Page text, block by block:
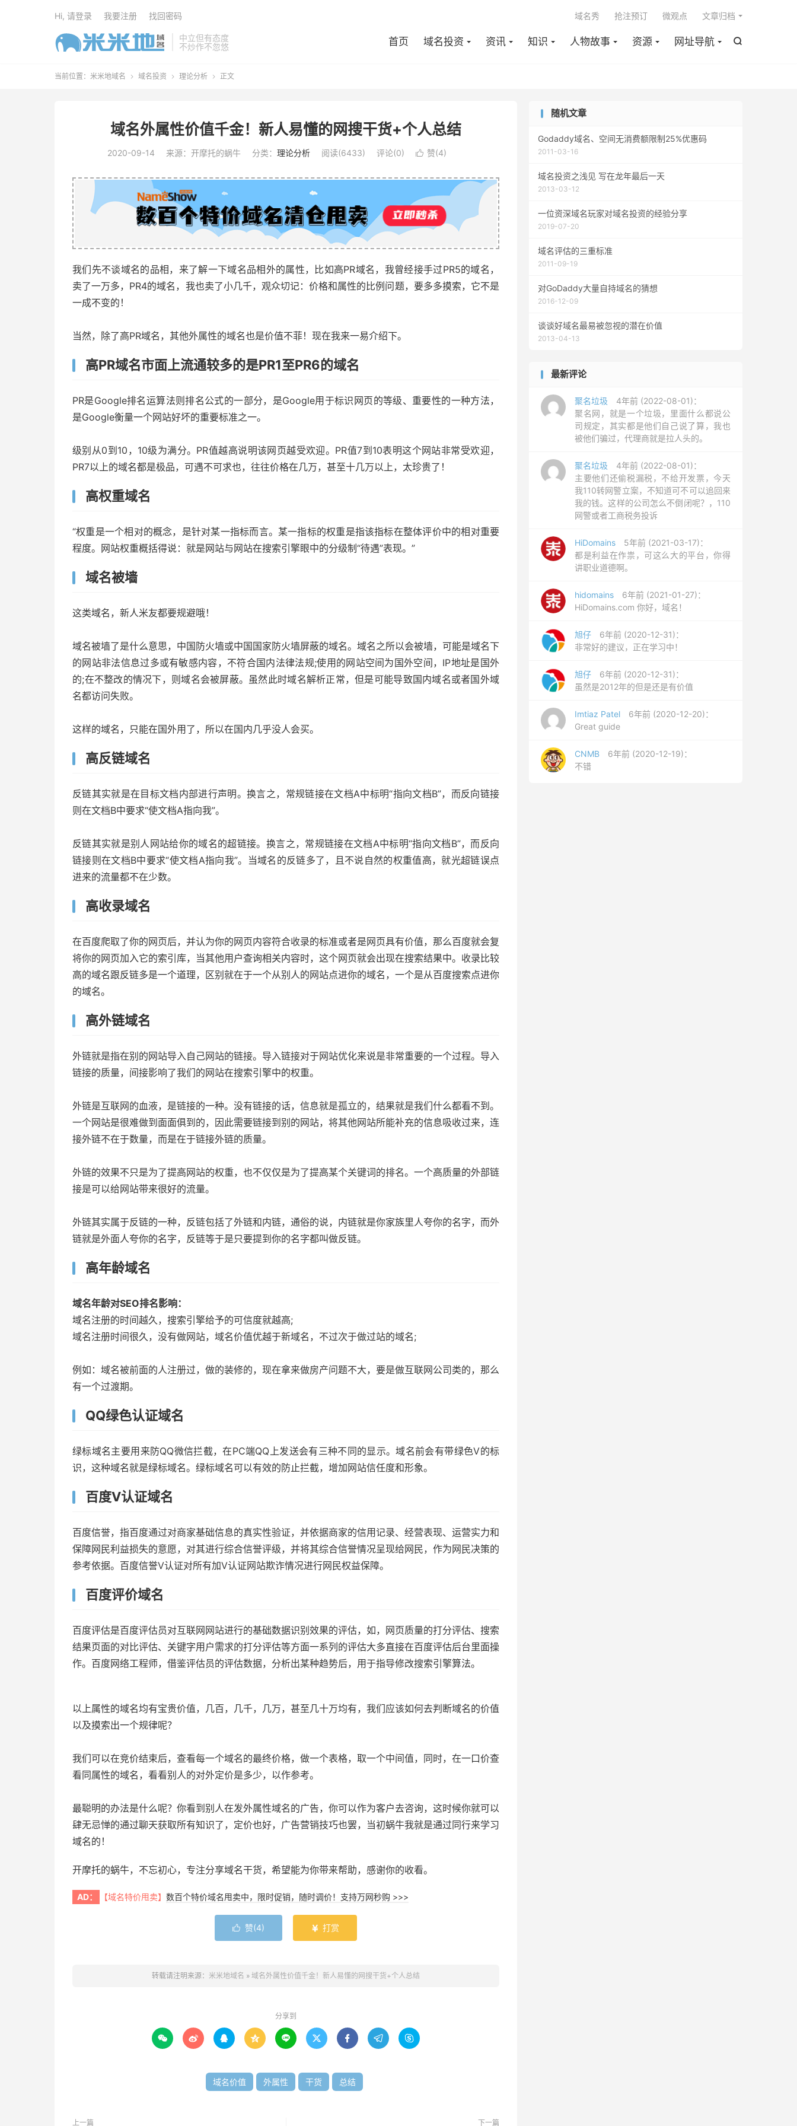
中立但有态度
不炒作不忽悠

首页 域名投资 资讯 知识 人物故事 资源 网址导航
域名秀 抢注预订 微观点 文章归档
Hi, 请登录 我要注册 找回密码
当前位置： 米米地域名  域名投资  理论分析  正文
域名外属性价值千金！新人易懂的网搜干货+个人总结
2020-09-14 来源：开摩托的蜗牛 分类： 理论分析 阅读(6433) 评论(0)  赞(4)
我们先不谈域名的品相，来了解一下域名品相外的属性，比如高PR域名，我曾经接手过PR5的域名，
卖了一万多，PR4的域名，我也卖了小几千，观众切记：价格和属性的比例问题，要多多摸索，它不是
一成不变的！
当然，除了高PR域名，其他外属性的域名也是价值不菲！现在我来一易介绍下。
高PR域名市面上流通较多的是PR1至PR6的域名
PR是Google排名运算法则排名公式的一部分，是Google用于标识网页的等级、重要性的一种方法，
是Google衡量一个网站好坏的重要标准之一。
级别从0到10，10级为满分。PR值越高说明该网页越受欢迎。PR值7到10表明这个网站非常受欢迎，
PR7以上的域名都是极品，可遇不可求也，往往价格在几万，甚至十几万以上，太珍贵了！
高权重域名
“权重是一个相对的概念，是针对某一指标而言。某一指标的权重是指该指标在整体评价中的相对重要
程度。网站权重概括得说：就是网站与网站在搜索引擎眼中的分级制“待遇”表现。”
域名被墙
这类域名，新人米友都要规避哦！
域名被墙了是什么意思，中国防火墙或中国国家防火墙屏蔽的域名。域名之所以会被墙，可能是域名下
的网站非法信息过多或有敏感内容，不符合国内法律法规;使用的网站空间为国外空间，IP地址是国外
的;在不整改的情况下，则域名会被屏蔽。虽然此时域名解析正常，但是可能导致国内域名或者国外域
名都访问失败。
这样的域名，只能在国外用了，所以在国内几乎没人会买。
高反链域名
反链其实就是在目标文档内部进行声明。换言之，常规链接在文档A中标明“指向文档B”，而反向链接
则在文档B中要求“使文档A指向我”。
反链其实就是别人网站给你的域名的超链接。换言之，常规链接在文档A中标明“指向文档B”，而反向
链接则在文档B中要求“使文档A指向我”。当域名的反链多了，且不说自然的权重值高，就光超链误点
进来的流量都不在少数。
高收录域名
在百度爬取了你的网页后，并认为你的网页内容符合收录的标准或者是网页具有价值，那么百度就会复
将你的网页加入它的索引库，当其他用户查询相关内容时，这个网页就会出现在搜索结果中。收录比较
高的域名跟反链多是一个道理，区别就在于一个从别人的网站点进你的域名，一个是从百度搜索点进你
的域名。
高外链域名
外链就是指在别的网站导入自己网站的链接。导入链接对于网站优化来说是非常重要的一个过程。导入
链接的质量，间接影响了我们的网站在搜索引擎中的权重。
外链是互联网的血液，是链接的一种。没有链接的话，信息就是孤立的，结果就是我们什么都看不到。
一个网站是很难做到面面俱到的，因此需要链接到别的网站，将其他网站所能补充的信息吸收过来，连
接外链不在于数量，而是在于链接外链的质量。
外链的效果不只是为了提高网站的权重，也不仅仅是为了提高某个关键词的排名。一个高质量的外部链
接是可以给网站带来很好的流量。
外链其实属于反链的一种，反链包括了外链和内链，通俗的说，内链就是你家族里人夸你的名字，而外
链就是外面人夸你的名字，反链等于是只要提到你的名字都叫做反链。
高年龄域名
域名年龄对SEO排名影响：
域名注册的时间越久，搜索引擎给予的可信度就越高;
域名注册时间很久，没有做网站，域名价值优越于新域名，不过次于做过站的域名;
例如：域名被前面的人注册过，做的装修的，现在拿来做房产问题不大，要是做互联网公司类的，那么
有一个过渡期。
QQ绿色认证域名
绿标域名主要用来防QQ微信拦截，在PC端QQ上发送会有三种不同的显示。域名前会有带绿色V的标
识，这种域名就是绿标域名。绿标域名可以有效的防止拦截，增加网站信任度和形象。
百度V认证域名
百度信誉，指百度通过对商家基础信息的真实性验证，并依据商家的信用记录、经营表现、运营实力和
保障网民利益损失的意愿，对其进行综合信誉评级，并将其综合信誉情况呈现给网民，作为网民决策的
参考依据。百度信誉V认证对所有加V认证网站欺诈情况进行网民权益保障。
百度评价域名
百度评估是百度评估员对互联网网站进行的基础数据识别效果的评估，如，网页质量的打分评估、搜索
结果页面的对比评估、关键字用户需求的打分评估等方面一系列的评估大多直接在百度评估后台里面操
作。百度网络工程师，借鉴评估员的评估数据，分析出某种趋势后，用于指导修改搜索引擎算法。
以上属性的域名均有宝贵价值，几百，几千，几万，甚至几十万均有，我们应该如何去判断域名的价值
以及摸索出一个规律呢？
我们可以在竞价结束后，查看每一个域名的最终价格，做一个表格，取一个中间值，同时，在一口价查
看同属性的域名，看看别人的对外定价是多少，以作参考。
最聪明的办法是什么呢？你看到别人在发外属性域名的广告，你可以作为客户去咨询，这时候你就可以
肆无忌惮的通过聊天获取所有知识了，定价也好，广告营销技巧也罢，当初蜗牛我就是通过同行来学习
域名的！
开摩托的蜗牛，不忘初心，专注分享域名干货，希望能为你带来帮助，感谢你的收看。
AD： 【域名特价甩卖】 数百个特价域名甩卖中，限时促销，随时调价！支持万网秒购 >>>
 赞(4)  打赏
转载请注明来源： 米米地域名 » 域名外属性价值千金！新人易懂的网搜干货+个人总结
分享到
        
域名价值 外属性 干货 总结
上一篇 下一篇
随机文章
Godaddy域名、空间无消费额限制25%优惠码
2011-03-16
域名投资之浅见 写在龙年最后一天
2013-03-12
一位资深域名玩家对域名投资的经验分享
2019-07-20
域名评估的三重标准
2011-09-19
对GoDaddy大量自持域名的猜想
2016-12-09
谈谈好域名最易被忽视的潜在价值
2013-04-13
最新评论
聚名垃圾
4年前 (2022-08-01)：
聚名网，就是一个垃圾，里面什么都说公
司规定，其实都是他们自己说了算，我也
被他们骗过，代理商就是拉人头的。
聚名垃圾
4年前 (2022-08-01)：
主要他们还偷税漏税，不给开发票，今天
我110转网警立案，不知道可不可以追回来
我的钱。这样的公司怎么不倒闭呢？，110
网警或者工商税务投诉
HiDomains
5年前 (2021-03-17)：
都是利益在作祟，可这么大的平台，你得
讲职业道德啊。
hidomains
6年前 (2021-01-27)：
HiDomains.com 你好，域名！
旭仔
6年前 (2020-12-31)：
非常好的建议，正在学习中！
旭仔
6年前 (2020-12-31)：
虽然是2012年的但是还是有价值
Imtiaz Patel
6年前 (2020-12-20)：
Great guide
CNMB
6年前 (2020-12-19)：
不错